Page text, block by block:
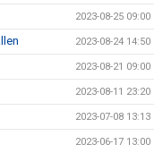
2023-08-25 09:00
2023-08-24 14:50
2023-08-21 09:00
2023-08-11 23:20
2023-07-08 13:13
2023-06-17 13:00